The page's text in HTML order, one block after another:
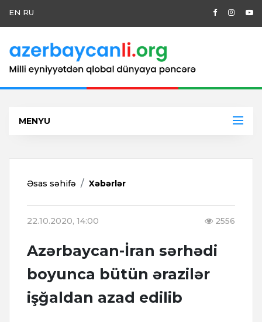
EN RU
MENYU
Əsas səhifə Xəbərlər
22.10.2020, 14:00 2556
Azərbaycan-İran sərhədi
boyunca bütün ərazilər
işğaldan azad edilib